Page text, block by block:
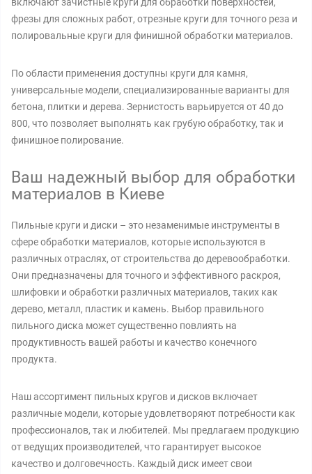
фрезы для сложных работ, отрезные круги для точного реза и
полировальные круги для финишной обработки материалов.
По области применения доступны круги для камня,
универсальные модели, специализированные варианты для
бетона, плитки и дерева. Зернистость варьируется от 40 до
800, что позволяет выполнять как грубую обработку, так и
финишное полирование.
Ваш надежный выбор для обработки
материалов в Киеве
Пильные круги и диски – это незаменимые инструменты в
сфере обработки материалов, которые используются в
различных отраслях, от строительства до деревообработки.
Они предназначены для точного и эффективного раскроя,
шлифовки и обработки различных материалов, таких как
дерево, металл, пластик и камень. Выбор правильного
пильного диска может существенно повлиять на
продуктивность вашей работы и качество конечного
продукта.
Наш ассортимент пильных кругов и дисков включает
различные модели, которые удовлетворяют потребности как
профессионалов, так и любителей. Мы предлагаем продукцию
от ведущих производителей, что гарантирует высокое
качество и долговечность. Каждый диск имеет свои